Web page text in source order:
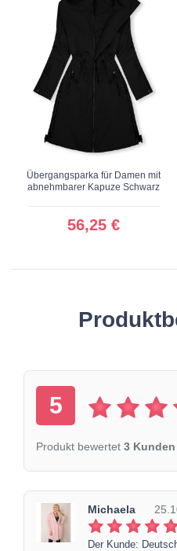
Übergangsparka für Damen mit
abnehmbarer Kapuze Schwarz
56,25 €
5
Produkt bewertet 3 Kunden
Michaela
Der Kunde: